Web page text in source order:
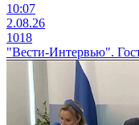
10:07
2.08.26
1018
"Вести-Интервью".